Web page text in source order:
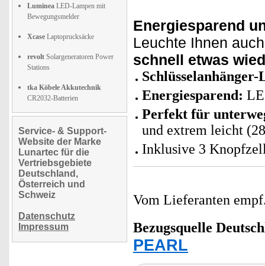
Luminea LED-Lampen mit
Bewegungsmelder
Xcase Laptoprucksäcke
revolt Solargeneratoren Power
Stations
tka Köbele Akkutechnik
CR2032-Batterien
Service- & Support-
Website der Marke
Lunartec für die
Vertriebsgebiete
Deutschland,
Österreich und
Schweiz
Datenschutz
Impressum
Energiesparend
Leuchte Ihnen
schnell etwas
Energiesparend:
Perfekt für
und extrem leicht
Inklusive 3
Vom Lieferanten
Bezugsquelle
PEARL